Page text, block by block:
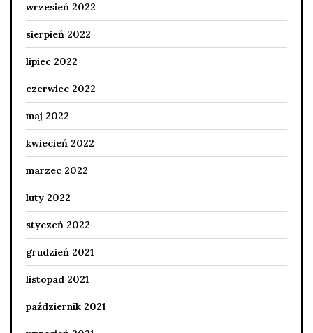
wrzesień 2022
sierpień 2022
lipiec 2022
czerwiec 2022
maj 2022
kwiecień 2022
marzec 2022
luty 2022
styczeń 2022
grudzień 2021
listopad 2021
październik 2021